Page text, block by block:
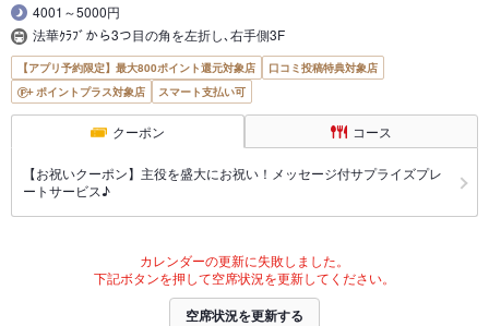
4001～5000円
法華ｸﾗﾌﾞから3つ目の角を左折し､右手側3F
【アプリ予約限定】最大800ポイント還元対象店
口コミ投稿特典対象店
ポイントプラス対象店
スマート支払い可
クーポン コース
【お祝いクーポン】主役を盛大にお祝い！メッセージ付サプライズプレ
ートサービス♪
カレンダーの更新に失敗しました。
下記ボタンを押して空席状況を更新してください。
空席状況を更新する